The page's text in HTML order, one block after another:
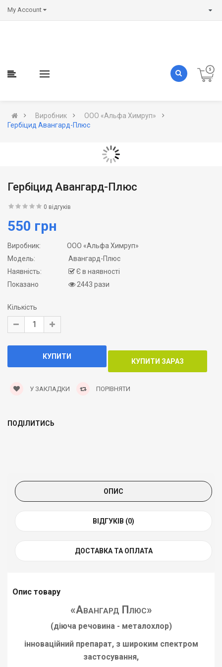
My Account
Виробник
ООО «Альфа Химруп»
Гербіцид Авангард-Плюс
Гербіцид Авангард-Плюс
0 відгуків
550 грн
Виробник:
ООО «Альфа Химруп»
Модель:
Авангард-Плюс
Наявність:
Є в наявності
Показано
2443 рази
Кількість
У ЗАКЛАДКИ ПОРІВНЯТИ
ПОДІЛИТИСЬ
ОПИС
ВІДГУКІВ (0)
ДОСТАВКА ТА ОПЛАТА
Опис товару
«Авангард Плюс»
(діюча речовина - металохлор)
інноваційний препарат, з широким спектром
застосування,